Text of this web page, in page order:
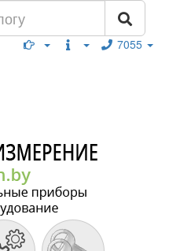
7055